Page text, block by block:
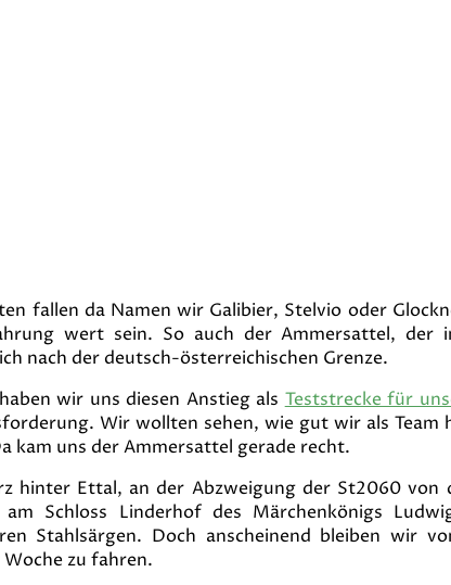
fallen da Namen wir Galibier, Stelvio oder
wert sein. So auch der Ammersattel, der
nach der deutsch-österreichischen Grenze.
wir uns diesen Anstieg als Teststrecke für
Wir wollten sehen, wie gut wir als Team
kam uns der Ammersattel gerade recht.
hinter Ettal, an der Abzweigung der St2060 von
Schloss Linderhof des Märchenkönigs
Stahlsärgen. Doch anscheinend bleiben wir
zu fahren.